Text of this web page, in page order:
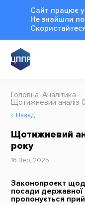
Сайт працює
Не знайшли
Головна Аналітика
Щотижневий аналіз
Назад
Щотижневий
року
16 Вер, 2025
Законопроєкт
посади державної
пропонується